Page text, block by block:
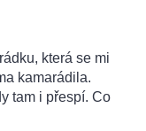
která se mi
kamarádila.
tam i přespí. Co